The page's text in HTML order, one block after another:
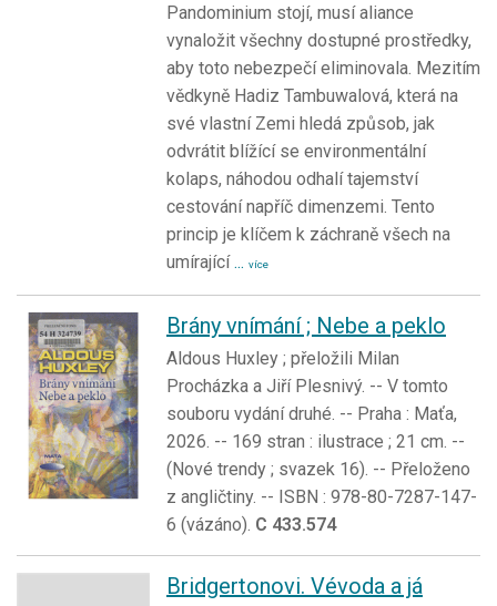
Pandominium stojí, musí aliance
vynaložit všechny dostupné prostředky,
aby toto nebezpečí eliminovala. Mezitím
vědkyně Hadiz Tambuwalová, která na
své vlastní Zemi hledá způsob, jak
odvrátit blížící se environmentální
kolaps, náhodou odhalí tajemství
cestování napříč dimenzemi. Tento
princip je klíčem k záchraně všech na
umírající ... více
Brány vnímání ; Nebe a peklo
Aldous Huxley ; přeložili Milan
Procházka a Jiří Plesnivý. -- V tomto
souboru vydání druhé. -- Praha : Maťa,
2026. -- 169 stran : ilustrace ; 21 cm. --
(Nové trendy ; svazek 16). -- Přeloženo
z angličtiny. -- ISBN : 978-80-7287-147-
6 (vázáno). C 433.574
Bridgertonovi. Vévoda a já